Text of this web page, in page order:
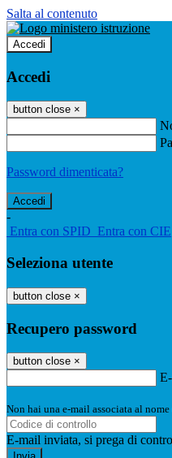
Salta al contenuto
Accedi
Accedi
button close ×
Password dimenticata?
-
Entra con SPID Entra con CIE
Seleziona utente
button close ×
Recupero password
button close ×
Non hai una e-mail associata al
E-mail inviata, si prega di